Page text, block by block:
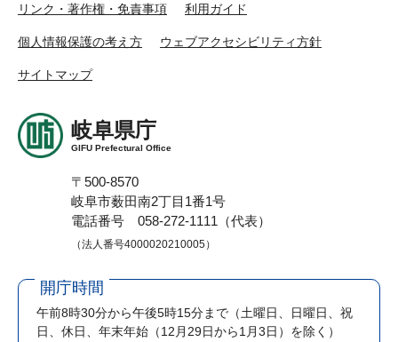
リンク・著作権・免責事項 利用ガイド
個人情報保護の考え方 ウェブアクセシビリティ方針
サイトマップ
岐阜県庁
GIFU Prefectural Office
〒500-8570
岐阜市薮田南2丁目1番1号
電話番号 058-272-1111（代表）
（法人番号4000020210005）
開庁時間
午前8時30分から午後5時15分まで （土曜日、日曜日、祝
日、休日、年末年始（12月29日から1月3日）を除く）